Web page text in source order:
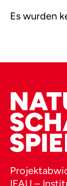
Es wurden
IFAU –